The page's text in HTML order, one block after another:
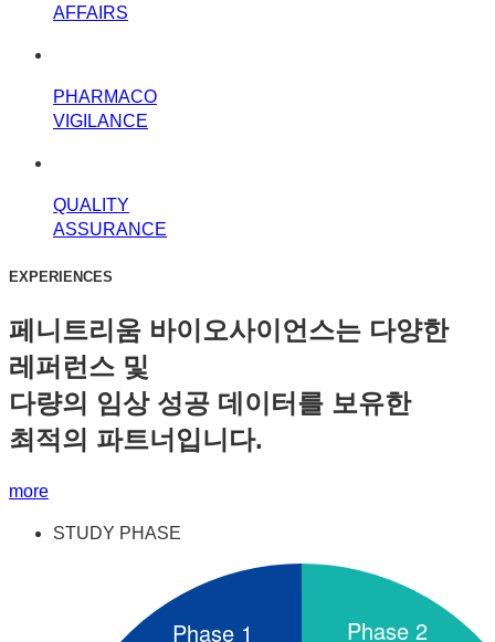
AFFAIRS
PHARMACO
VIGILANCE
QUALITY
ASSURANCE
EXPERIENCES
페니트리움 바이오사이언스는 다양한
레퍼런스 및
다량의 임상 성공 데이터를 보유한
최적의 파트너입니다.
more
STUDY PHASE